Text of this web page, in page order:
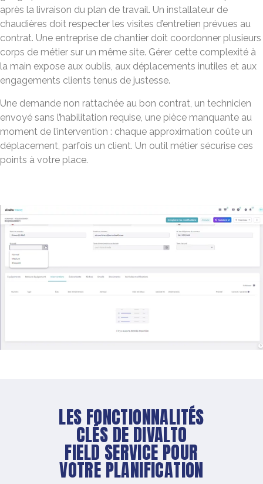
après la livraison du plan de travail. Un installateur de
chaudières doit respecter les visites d’entretien prévues au
contrat. Une entreprise de chantier doit coordonner plusieurs
corps de métier sur un même site. Gérer cette complexité à
la main expose aux oublis, aux déplacements inutiles et aux
engagements clients tenus de justesse.
Une demande non rattachée au bon contrat, un technicien
envoyé sans l’habilitation requise, une pièce manquante au
moment de l’intervention : chaque approximation coûte un
déplacement, parfois un client. Un outil métier sécurise ces
points à votre place.
LES FONCTIONNALITÉS
CLÉS DE DIVALTO
FIELD SERVICE POUR
VOTRE PLANIFICATION